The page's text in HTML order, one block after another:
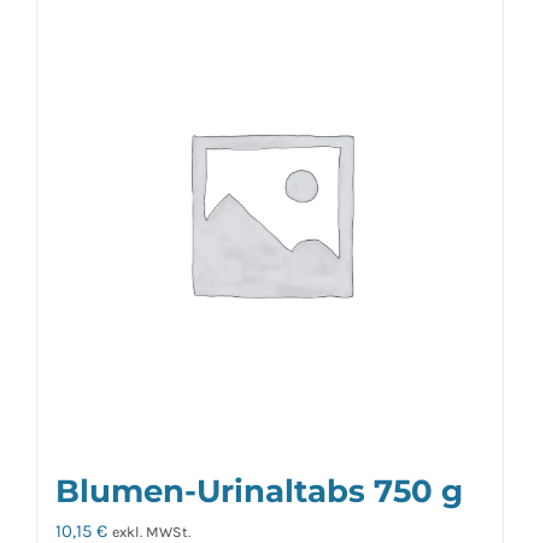
Blumen-Urinaltabs 750 g
10,15 € exkl. MWSt.